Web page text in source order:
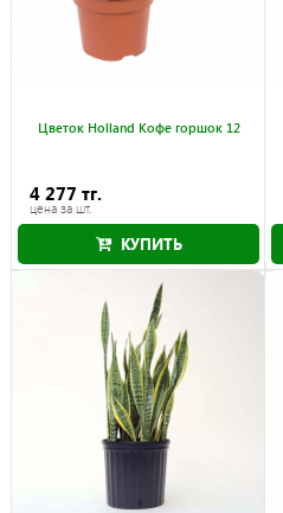
Цветок Holland Кофе горшок 12
4 277 тг.
цена за шт.
КУПИТЬ